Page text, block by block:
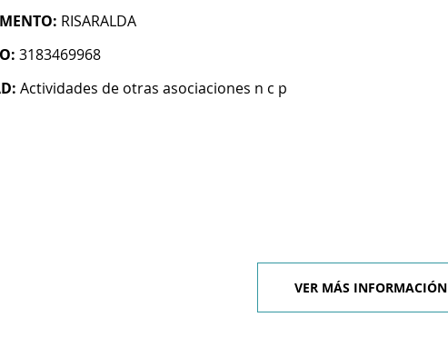
RISARALDA
3183469968
Actividades de otras asociaciones n c p
VER MÁS INFORMACIÓN